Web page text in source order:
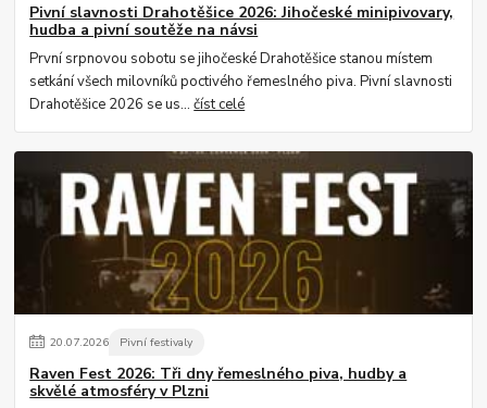
Pivní slavnosti Drahotěšice 2026: Jihočeské minipivovary,
hudba a pivní soutěže na návsi
První srpnovou sobotu se jihočeské Drahotěšice stanou místem
setkání všech milovníků poctivého řemeslného piva. Pivní slavnosti
Drahotěšice 2026 se us...číst celé
20.07.2026 Pivní festivaly
Raven Fest 2026: Tři dny řemeslného piva, hudby a
skvělé atmosféry v Plzni